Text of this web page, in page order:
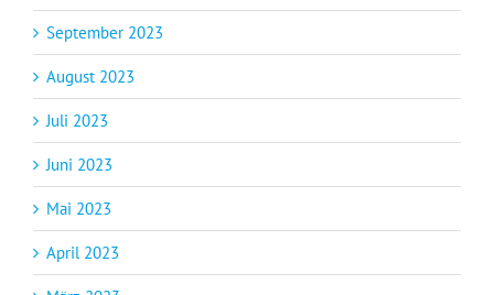
September 2023
August 2023
Juli 2023
Juni 2023
Mai 2023
April 2023